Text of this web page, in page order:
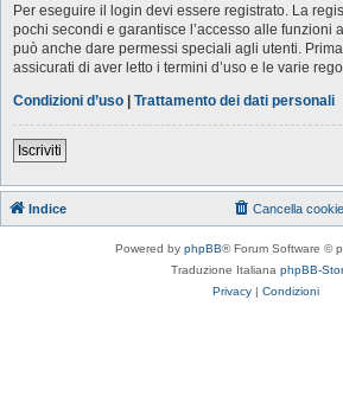
Per eseguire il login devi essere registrato. La
pochi secondi e garantisce l’accesso alle funzioni
può anche dare permessi speciali agli utenti.
assicurati di aver letto i termini d’uso e le varie
Condizioni d’uso | Trattamento dei dati personali
Iscriviti
Indice Cancella cookie
Powered by phpBB® Forum Software ©
Traduzione Italiana phpBB-
Privacy | Condizioni